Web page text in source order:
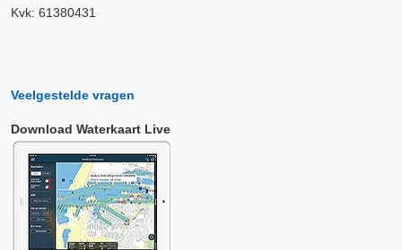
Kvk: 61380431
Veelgestelde vragen
Download Waterkaart Live